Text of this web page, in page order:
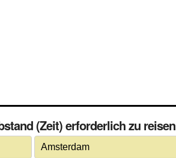
(Zeit) erforderlich zu reisen